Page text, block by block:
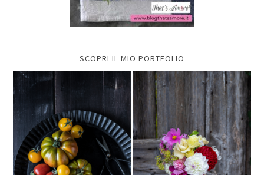
SCOPRI IL MIO PORTFOLIO